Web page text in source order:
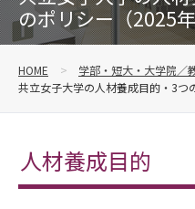
のポリシー（2025
HOME
学部・短大・大学院／
共立女子大学の人材養成目的・3つ
人材養成目的